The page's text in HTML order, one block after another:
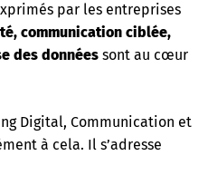
par les entreprises
communication ciblée,
des données sont au cœur
Digital, Communication et
à cela. Il s’adresse